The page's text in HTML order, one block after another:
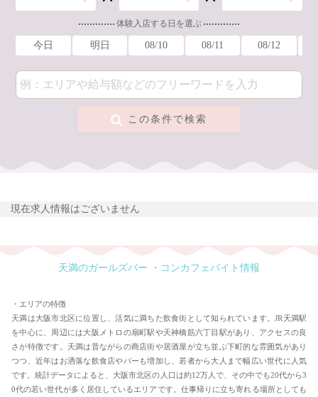
体験入店する日を選ぶ
今日 明日 08/10 08/11 08/12
この条件で検索
現在求人情報はございません
天満のガールズバー ・コンカフェバイト情報
・エリアの特徴
天満は大阪市北区に位置し、活気に満ちた飲食街として知られています。JR天満駅
を中心に、周辺には大阪メトロの扇町駅や天神橋筋六丁目駅があり、アクセスの良
さが特徴です。天満は昔ながらの商店街や居酒屋が立ち並ぶ下町的な雰囲気があり
つつ、近年はお洒落な飲食店やバーも増加し、若者から大人まで幅広い世代に人気
です。統計データによると、大阪市北区の人口は約12万人で、その中でも20代から3
0代の若い世代が多く居住しているエリアです。仕事帰りに立ち寄れる場所としても